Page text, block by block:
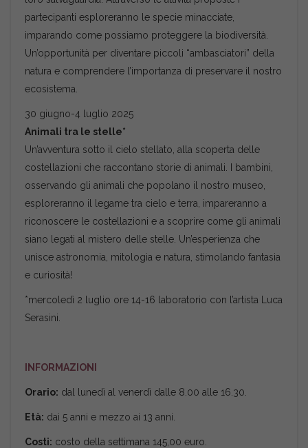
partecipanti esploreranno le specie minacciate,
imparando come possiamo proteggere la biodiversità.
Un’opportunità per diventare piccoli “ambasciatori” della
natura e comprendere l’importanza di preservare il nostro
ecosistema.
30 giugno-4 luglio 2025
Animali tra le stelle*
Un’avventura sotto il cielo stellato, alla scoperta delle
costellazioni che raccontano storie di animali. I bambini,
osservando gli animali che popolano il nostro museo,
esploreranno il legame tra cielo e terra, impareranno a
riconoscere le costellazioni e a scoprire come gli animali
siano legati al mistero delle stelle. Un’esperienza che
unisce astronomia, mitologia e natura, stimolando fantasia
e curiosità!
*mercoledì 2 luglio ore 14-16 laboratorio con l’artista Luca
Serasini.
INFORMAZIONI
Orario: dal lunedì al venerdì dalle 8.00 alle 16.30.
Età: dai 5 anni e mezzo ai 13 anni.
Costi: costo della settimana 145,00 euro.